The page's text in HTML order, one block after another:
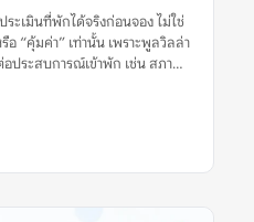
ะเมินที่พักได้จริงก่อนจอง ไม่ใช่
“คุ้มค่า” เท่านั้น เพราะพูลวิลล่า
ประสบการณ์เข้าพัก เช่น สภาพ
ณร่วมกัน ทั้งรูปจริงจากผู้เข้าพัก
ไร? รีวิวพูลวิลล่าที่ดี คือรีวิวที่